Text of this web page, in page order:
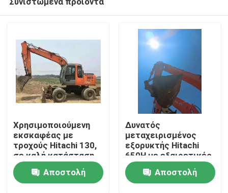
Σπίτι
Χρησιμοποιούμενη
εκσκαφέας με
τροχούς Hitachi 130,
σε καλή κατάσταση
και σε μειωμένη τιμή
Αποστολή
Δυνατός
μεταχειρισμένος
εξορυκτής Hitachi
650H με εξαιρετικές
επιδόσεις
Αποστολή